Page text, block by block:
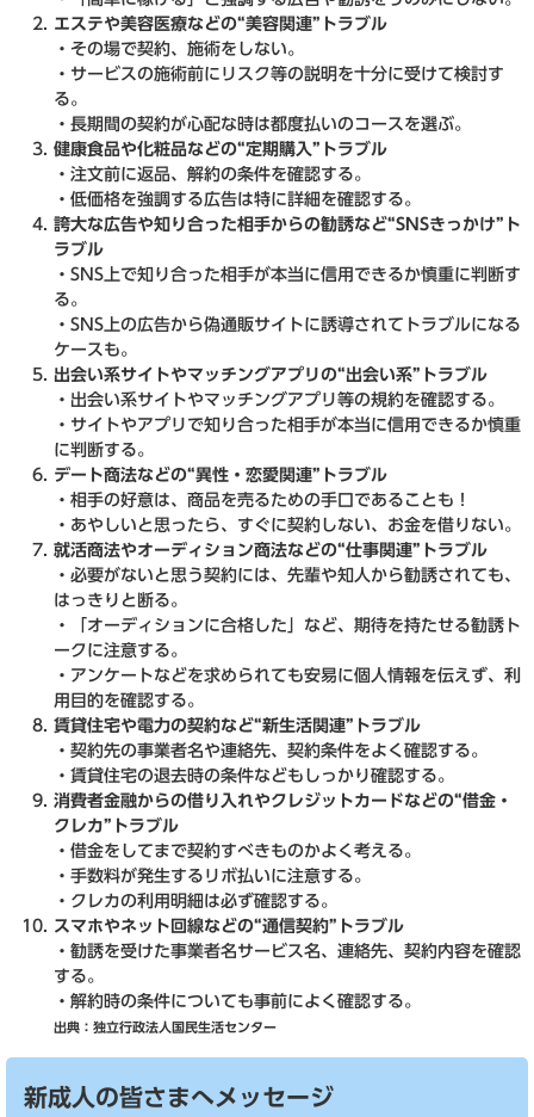
エステや美容医療などの“美容関連”トラブル
・その場で契約、施術をしない。
・サービスの施術前にリスク等の説明を十分に受けて検討す
る。
・長期間の契約が心配な時は都度払いのコースを選ぶ。
健康食品や化粧品などの“定期購入”トラブル
・注文前に返品、解約の条件を確認する。
・低価格を強調する広告は特に詳細を確認する。
誇大な広告や知り合った相手からの勧誘など“SNSきっかけ”ト
ラブル
・SNS上で知り合った相手が本当に信用できるか慎重に判断す
る。
・SNS上の広告から偽通販サイトに誘導されてトラブルになる
ケースも。
出会い系サイトやマッチングアプリの“出会い系”トラブル
・出会い系サイトやマッチングアプリ等の規約を確認する。
・サイトやアプリで知り合った相手が本当に信用できるか慎重
に判断する。
デート商法などの“異性・恋愛関連”トラブル
・相手の好意は、商品を売るための手口であることも！
・あやしいと思ったら、すぐに契約しない、お金を借りない。
就活商法やオーディション商法などの“仕事関連”トラブル
・必要がないと思う契約には、先輩や知人から勧誘されても、
はっきりと断る。
・「オーディションに合格した」など、期待を持たせる勧誘ト
ークに注意する。
・アンケートなどを求められても安易に個人情報を伝えず、利
用目的を確認する。
賃貸住宅や電力の契約など“新生活関連”トラブル
・契約先の事業者名や連絡先、契約条件をよく確認する。
・賃貸住宅の退去時の条件などもしっかり確認する。
消費者金融からの借り入れやクレジットカードなどの“借金・
クレカ”トラブル
・借金をしてまで契約すべきものかよく考える。
・手数料が発生するリボ払いに注意する。
・クレカの利用明細は必ず確認する。
スマホやネット回線などの“通信契約”トラブル
・勧誘を受けた事業者名サービス名、連絡先、契約内容を確認
する。
・解約時の条件についても事前によく確認する。
出典：独立行政法人国民生活センター
新成人の皆さまへメッセージ